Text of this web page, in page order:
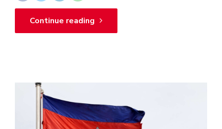
Continue reading